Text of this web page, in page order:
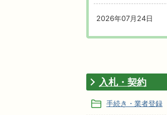
2026年07月24日
入札・契約
手続き・業者登録